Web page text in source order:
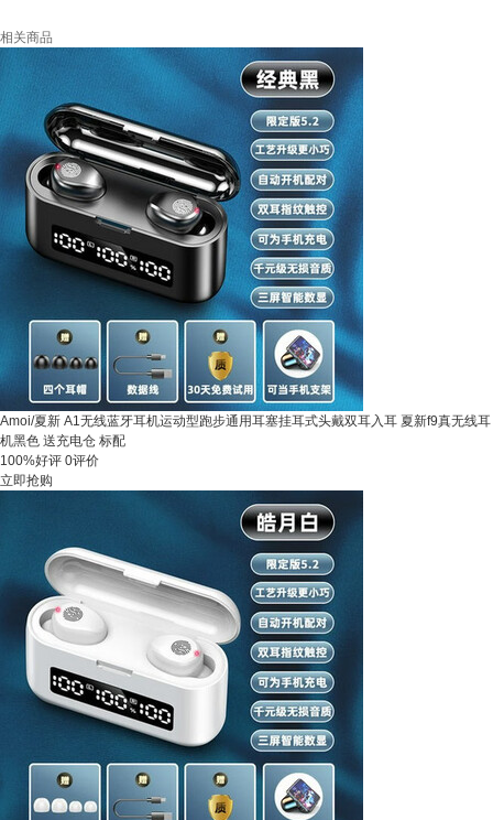
相关商品
Amoi/夏新 A1无线蓝牙耳机运动型跑步通用耳塞挂耳式头戴双耳入耳 夏新f9真无线耳
机黑色 送充电仓 标配
100%好评 0评价
立即抢购